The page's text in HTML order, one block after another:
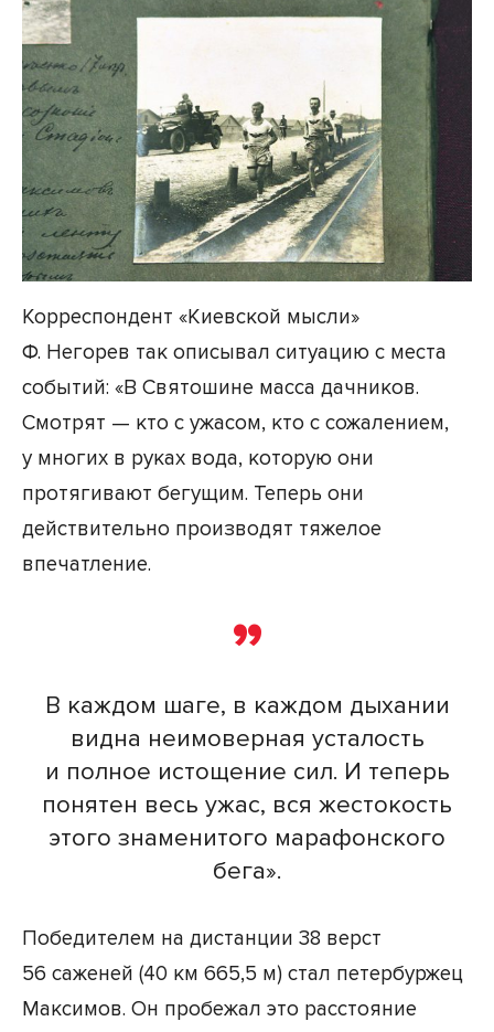
Корреспондент «Киевской мысли»
Ф. Негорев так описывал ситуацию с места
событий: «В Святошине масса дачников.
Смотрят — кто с ужасом, кто с сожалением,
у многих в руках вода, которую они
протягивают бегущим. Теперь они
действительно производят тяжелое
впечатление.
В каждом шаге, в каждом дыхании
видна неимоверная усталость
и полное истощение сил. И теперь
понятен весь ужас, вся жестокость
этого знаменитого марафонского
бега».
Победителем на дистанции 38 верст
56 саженей (40 км 665,5 м) стал петербуржец
Максимов. Он пробежал это расстояние